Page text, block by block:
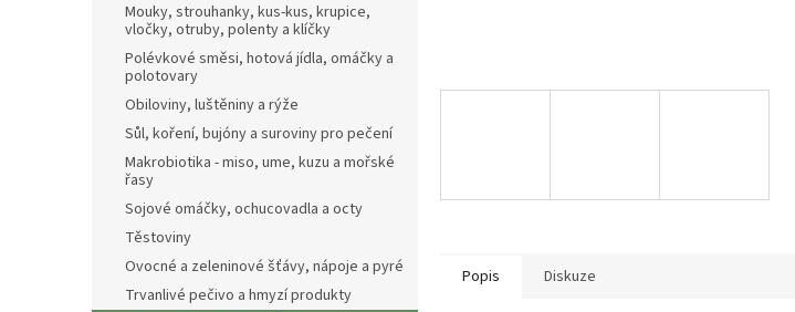
Mouky, strouhanky, kus-kus, krupice,
vločky, otruby, polenty a klíčky
Polévkové směsi, hotová jídla, omáčky a
polotovary
Obiloviny, luštěniny a rýže
Sůl, koření, bujóny a suroviny pro pečení
Makrobiotika - miso, ume, kuzu a mořské
řasy
Sojové omáčky, ochucovadla a octy
Těstoviny
Ovocné a zeleninové šťávy, nápoje a pyré
Trvanlivé pečivo a hmyzí produkty
Popis Diskuze